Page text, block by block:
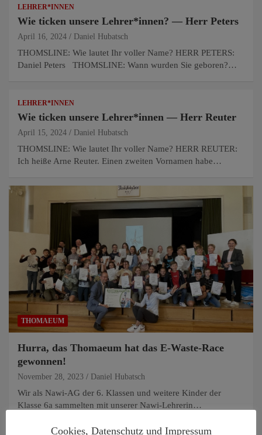
LEHRER*INNEN
Wie ticken unsere Lehrer*innen? — Herr Peters
April 16, 2024 Daniel Hubatsch
THOMSLINE: Wie lautet Ihr voller Name? HERR PETERS:
Daniel Peters THOMSLINE: Wann wurden Sie geboren?…
LEHRER*INNEN
Wie ticken unsere Lehrer*innen — Herr Reuter
April 15, 2024 Daniel Hubatsch
THOMSLINE: Wie lautet Ihr voller Name? HERR REUTER:
Ich heiße Arne Reuter. Einen zweiten Vornamen habe…
THOMAEUM
Hurra, das Thomaeum hat das E-Waste-Race
gewonnen!
November 28, 2023 Daniel Hubatsch
Wir als Nawi-AG der 6. Klassen und weitere Kinder der
Klasse 6a sammelten mit unserer Nawi-Lehrerin…
Cookies, Datenschutz und Impressum